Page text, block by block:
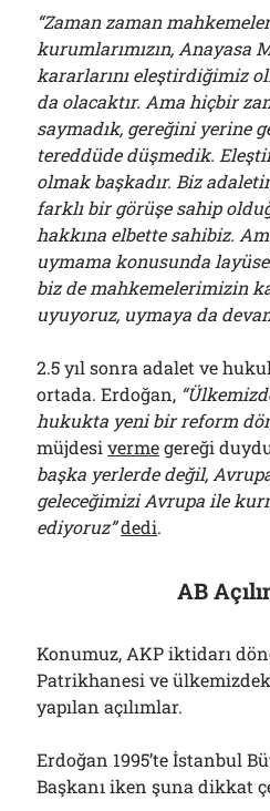
“Zaman zaman
kurumlarımızın, Anayasa
kararlarını eleştirdiğimiz
da olacaktır. Ama hiçbir
saymadık, gereğini yerine
tereddüde düşmedik.
olmak başkadır. Biz
farklı bir görüşe sahip
hakkına elbette sahibiz.
uymama konusunda
biz de mahkemelerimizin
uyuyoruz, uymaya da
2.5 yıl sonra adalet ve
ortada. Erdoğan,
hukukta yeni bir reform
müjdesivermegereği
başka yerlerde değil,
geleceğimizi Avrupa ile
ediyoruz”dedi.
AB
Konumuz, AKP iktidarı
Patrikhanesi ve
yapılan açılımlar.
Erdoğan 1995’te İstanbul
Başkanı iken şuna dikkat